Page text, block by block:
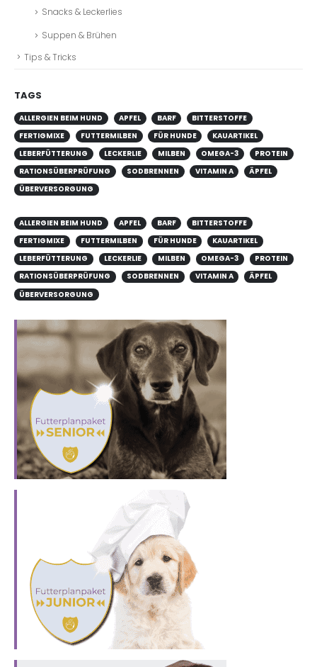
Snacks & Leckerlies
Suppen & Brühen
Tips & Tricks
TAGS
ALLERGIEN BEIM HUND APFEL BARF
BITTERSTOFFE
FERTIGMIXE
FUTTERMILBEN FÜR HUNDE
KAUARTIKEL
LEBERFÜTTERUNG
LECKERLIE MILBEN OMEGA-3
PROTEIN
RATIONSÜBERPRÜFUNG
SODBRENNEN VITAMIN A
ÄPFEL
ÜBERVERSORGUNG
ALLERGIEN BEIM HUND APFEL BARF
BITTERSTOFFE
FERTIGMIXE
FUTTERMILBEN FÜR HUNDE
KAUARTIKEL
LEBERFÜTTERUNG
LECKERLIE MILBEN OMEGA-3
PROTEIN
RATIONSÜBERPRÜFUNG
SODBRENNEN VITAMIN A
ÄPFEL
ÜBERVERSORGUNG